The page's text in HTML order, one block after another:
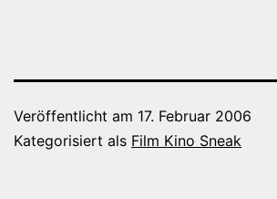
Veröffentlicht am 17. Februar 2006
Kategorisiert als Film Kino Sneak